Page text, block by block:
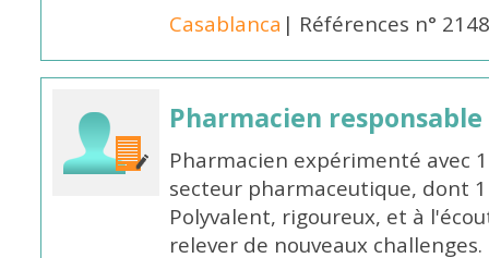
Casablanca | Références n°
Pharmacien responsable
Pharmacien expérimenté avec
secteur pharmaceutique, dont
Polyvalent, rigoureux, et à
relever de nouveaux